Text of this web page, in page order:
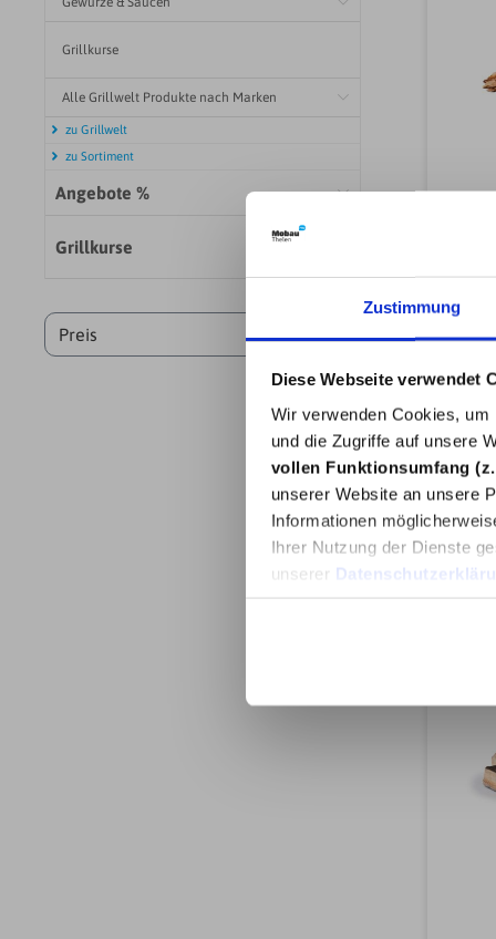
Zustimmung
Diese Webseite verwendet
Wir verwenden Cookies,
und die Zugriffe auf unsere
vollen Funktionsumfang
unserer Website an unsere
Informationen
Ihrer Nutzung der Dienste
unserer
Grillkurse
Alle Grillwelt Produkte nach Marken
zu Grillwelt
zu Sortiment
Angebote %
Grillkurse
Preis